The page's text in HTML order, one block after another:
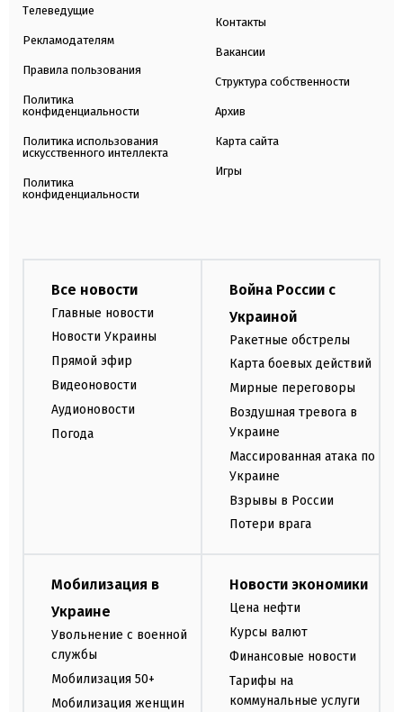
Телеведущие
Рекламодателям
Правила пользования
Политика
конфиденциальности
Политика использования
искусственного интеллекта
Политика
конфиденциальности
Контакты
Вакансии
Структура собственности
Архив
Карта сайта
Игры
Все новости
Главные новости
Новости Украины
Прямой эфир
Видеоновости
Аудионовости
Погода
Война России с
Украиной
Ракетные обстрелы
Карта боевых действий
Мирные переговоры
Воздушная тревога в
Украине
Массированная атака по
Украине
Взрывы в России
Потери врага
Мобилизация в
Украине
Увольнение с военной
службы
Мобилизация 50+
Мобилизация женщин
Новости экономики
Цена нефти
Курсы валют
Финансовые новости
Тарифы на
коммунальные услуги